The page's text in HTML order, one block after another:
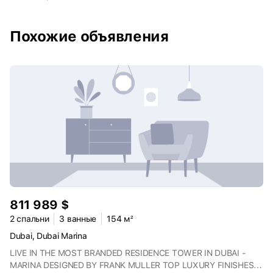
окон жители смогут наслаждаться городскими видами и
набережной.
Похожие объявления
811 989 $
2 спальни 3 ванные
154 м²
Dubai, Dubai Marina
LIVE IN THE MOST BRANDED RESIDENCE TOWER IN DUBAI -
MARINA DESIGNED BY FRANK MULLER TOP LUXURY FINISHES